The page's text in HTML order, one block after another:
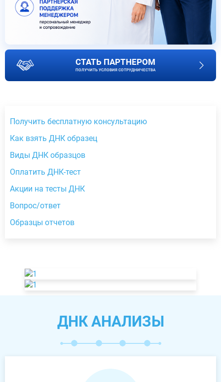
СТАТЬ ПАРТНЕРОМ
ПОЛУЧИТЬ УСЛОВИЯ СОТРУДНИЧЕСТВА
Получить бесплатную консультацию
Как взять ДНК образец
Виды ДНК образцов
Оплатить ДНК-тест
Акции на тесты ДНК
Вопрос/ответ
Образцы отчетов
ДНК АНАЛИЗЫ